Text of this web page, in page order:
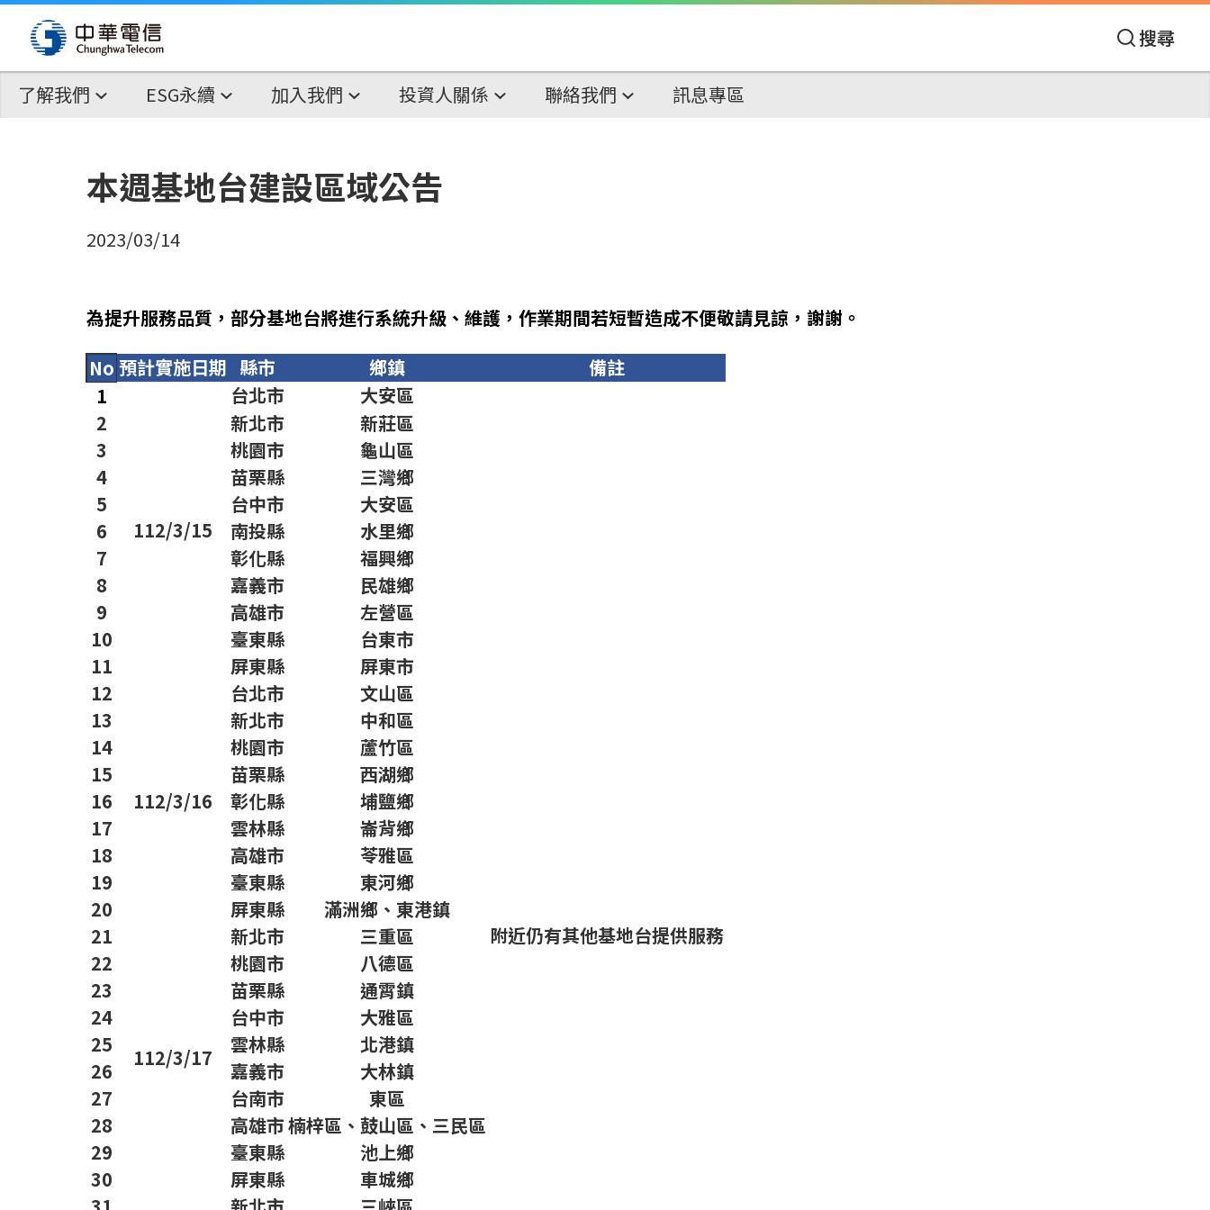
搜尋
了解我們 ESG永續 加入我們 投資人關係 聯絡我們 訊息專區
本週基地台建設區域公告
2023/03/14
為提升服務品質，部分基地台將進行系統升級、維護，作業期間若短暫造成不便敬請見諒，謝謝。
No 預計實施日期 縣市 鄉鎮
備註
1
112/3/15
台北市 大安區
附近仍有其他基地台提供服務
2 新北市
新莊區
3
桃園市
龜山區
4
苗栗縣
三灣鄉
5
台中市
大安區
6
南投縣
水里鄉
7
彰化縣
福興鄉
8
嘉義市
民雄鄉
9
高雄市
左營區
10
臺東縣
台東市
11
屏東縣
屏東市
12
112/3/16
台北市
文山區
13
新北市
中和區
14
桃園市
蘆竹區
15
苗栗縣
西湖鄉
16
彰化縣
埔鹽鄉
17
雲林縣
崙背鄉
18
高雄市
苓雅區
19
臺東縣
東河鄉
20
屏東縣
滿洲鄉、東港鎮
21
112/3/17
新北市
三重區
22
桃園市
八德區
23
苗栗縣
通霄鎮
24
台中市
大雅區
25
雲林縣
北港鎮
26
嘉義市
大林鎮
27
台南市
東區
28
高雄市楠梓區、鼓山區、三民區
29
臺東縣
池上鄉
30
屏東縣
車城鄉